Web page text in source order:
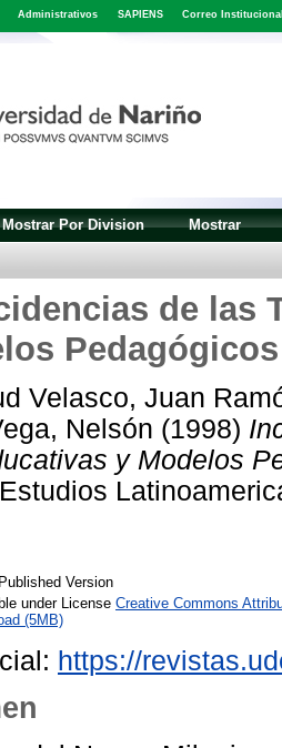
Administrativos SAPIENS Correo
Mostrar Por Division Mostrar
de las
Velasco, Juan
Nelsón (1998)
y Modelos
Estudios
Version
under License Creative Commons
(5MB)
https://